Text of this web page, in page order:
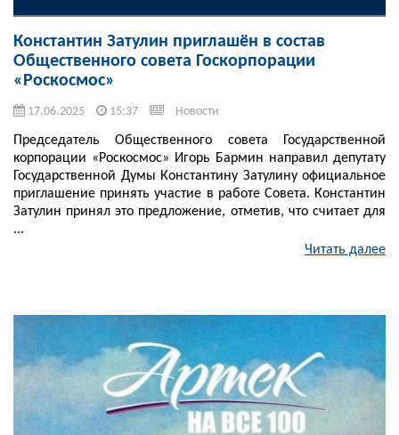
Константин Затулин приглашён в состав
Общественного совета Госкорпорации
«Роскосмос»
17.06.2025 15:37 Новости
Председатель Общественного совета Государственной
корпорации «Роскосмос» Игорь Бармин направил депутату
Государственной Думы Константину Затулину официальное
приглашение принять участие в работе Совета. Константин
Затулин принял это предложение, отметив, что считает для
...
Читать далее